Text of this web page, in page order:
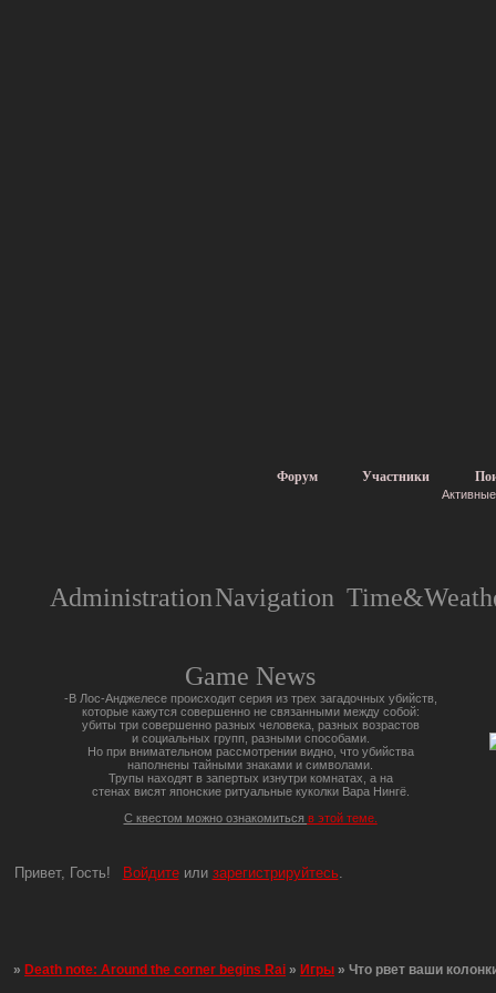
Форум Участники
AdministrationNavigation
Game News
-В Лос-Анджелесе происходит серия из трех загадочных убийств,
которые кажутся совершенно не связанными между собой:
убиты три совершенно разных человека, разных возрастов
и социальных групп, разными способами.
Но при внимательном рассмотрении видно, что убийства
наполнены тайными знаками и символами.
Трупы находят в запертых изнутри комнатах, а на
стенах висят японские ритуальные куколки Вара Нингё.
С квестом можно ознакомиться в этой теме.
Привет, Гость! Войдитеили зарегистрируйтесь.
»Death note: Around the corner begins Rai »Игры »Что рвет ваши